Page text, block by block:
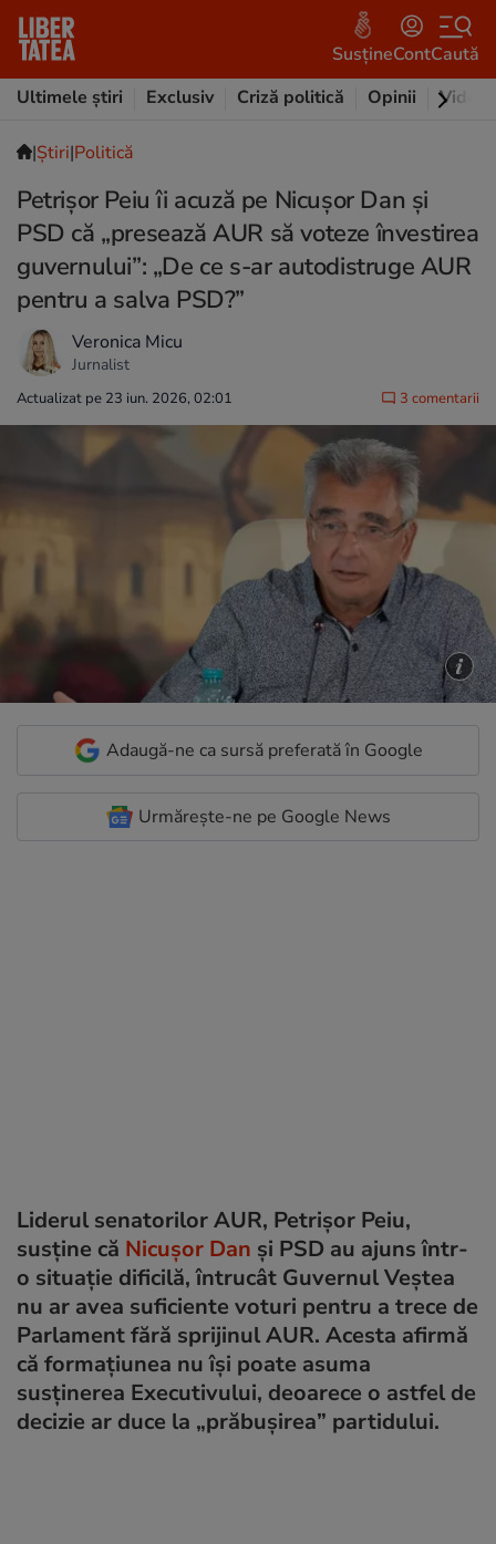
SusțineContCaută
Ultimele știri
Exclusiv Criză politică Opinii Video
|Ştiri|Politică
Petrișor Peiu îi acuză pe Nicușor Dan și
PSD că „presează AUR să voteze învestirea
guvernului”: „De ce s-ar autodistruge AUR
pentru a salva PSD?”
Veronica Micu
Jurnalist
Actualizat pe 23 iun. 2026, 02:01 3 comentarii
Adaugă-ne ca sursă preferată în Google
Urmărește-ne pe Google News
Liderul senatorilor AUR, Petrișor Peiu,
susține că Nicușor Dan și PSD au ajuns într-
o situație dificilă, întrucât Guvernul Veștea
nu ar avea suficiente voturi pentru a trece de
Parlament fără sprijinul AUR. Acesta afirmă
că formațiunea nu își poate asuma
susținerea Executivului, deoarece o astfel de
decizie ar duce la „prăbușirea” partidului.